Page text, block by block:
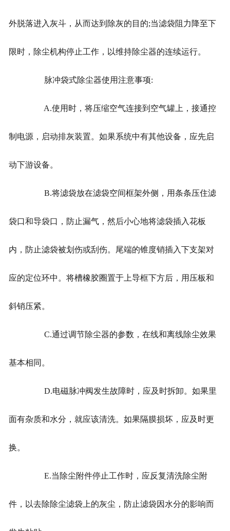
外脱落进入灰斗，从而达到除灰的目的;当滤袋阻力降至下
限时，除尘机构停止工作，以维持除尘器的连续运行。
脉冲袋式除尘器使用注意事项:
A.使用时，将压缩空气连接到空气罐上，接通控
制电源，启动排灰装置。如果系统中有其他设备，应先启
动下游设备。
B.将滤袋放在滤袋空间框架外侧，用条条压住滤
袋口和导袋口，防止漏气，然后小心地将滤袋插入花板
内，防止滤袋被划伤或刮伤。尾端的锥度销插入下支架对
应的定位环中。将槽橡胶圈置于上导框下方后，用压板和
斜销压紧。
C.通过调节除尘器的参数，在线和离线除尘效果
基本相同。
D.电磁脉冲阀发生故障时，应及时拆卸。如果里
面有杂质和水分，就应该清洗。如果隔膜损坏，应及时更
换。
E.当除尘附件停止工作时，应反复清洗除尘附
件，以去除除尘滤袋上的灰尘，防止滤袋因水分的影响而